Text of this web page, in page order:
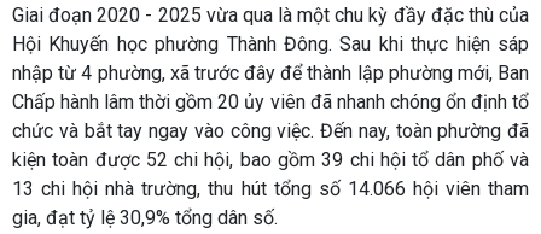
Giai đoạn 2020 - 2025 vừa qua là một chu kỳ đầy đặc thù của
Hội Khuyến học phường Thành Đông. Sau khi thực hiện sáp
nhập từ 4 phường, xã trước đây để thành lập phường mới, Ban
Chấp hành lâm thời gồm 20 ủy viên đã nhanh chóng ổn định tổ
chức và bắt tay ngay vào công việc. Đến nay, toàn phường đã
kiện toàn được 52 chi hội, bao gồm 39 chi hội tổ dân phố và
13 chi hội nhà trường, thu hút tổng số 14.066 hội viên tham
gia, đạt tỷ lệ 30,9% tổng dân số.